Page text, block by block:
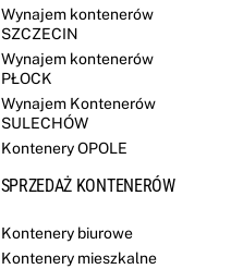
Wynajem kontenerów
SZCZECIN
Wynajem kontenerów
PŁOCK
Wynajem Kontenerów
SULECHÓW
Kontenery OPOLE
SPRZEDAŻ KONTENERÓW
Kontenery biurowe
Kontenery mieszkalne